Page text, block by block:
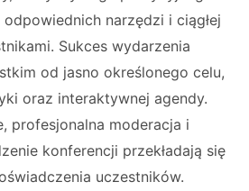
narzędzi i ciągłej
Sukces wydarzenia
od jasno określonego celu,
oraz interaktywnej agendy.
profesjonalna moderacja i
konferencji przekładają się
uczestników.